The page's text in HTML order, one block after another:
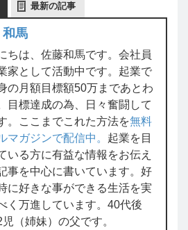
最新の記事
和馬
ちは、佐藤和馬です。会社員
家として活動中です。起業で
の月額目標額50万まであとわ
目標達成の為、日々奮闘して
。ここまでこれた方法を無料
マガジンで配信中。 起業を目
いる方に有益な情報をお伝え
事を中心に書いています。好
に好きな事ができる生活を実
く万進しています。40代後
（姉妹）の父です。